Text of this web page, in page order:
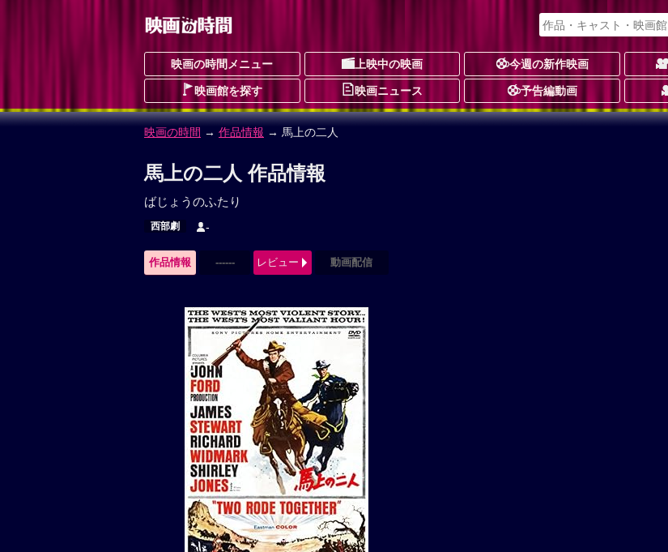
映画の時間メニュー 上映中の映画 今週の新作映画
映画館を探す 映画ニュース 予告編動画
映画の時間 → 作品情報 → 馬上の二人
馬上の二人 作品情報
ばじょうのふたり
西部劇 -
作品情報 ------ レビュー 動画配信